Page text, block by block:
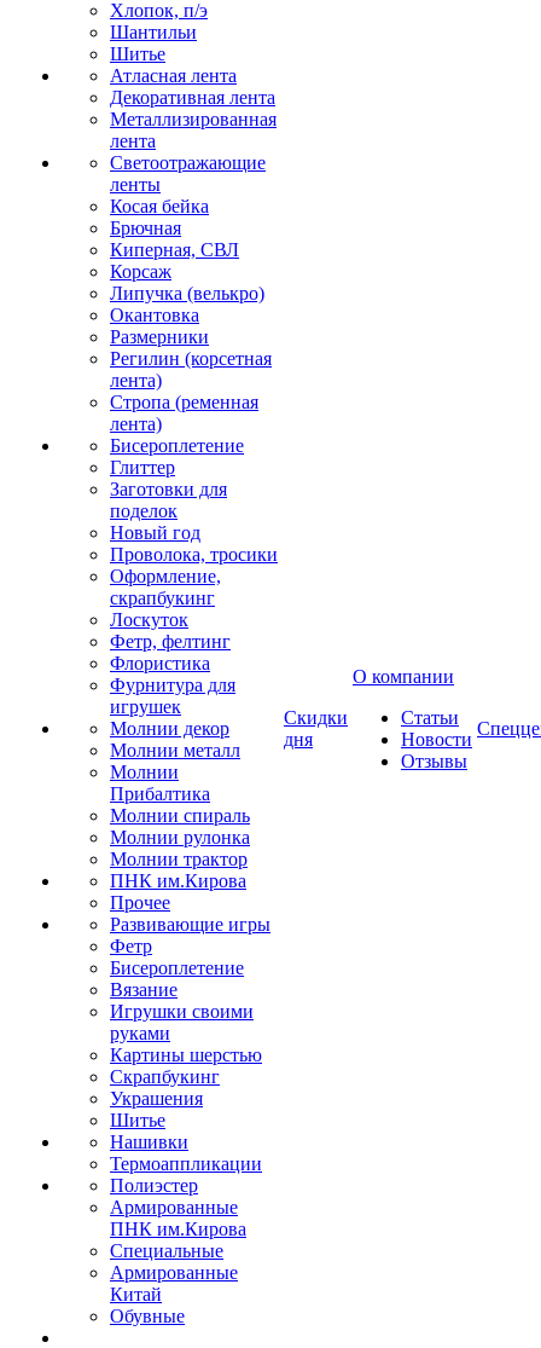
Хлопок, п/э
Шантильи
Шитье
Атласная лента
Декоративная лента
Металлизированная
лента
Светоотражающие
ленты
Косая бейка
Брючная
Киперная, СВЛ
Корсаж
Липучка (велькро)
Окантовка
Размерники
Регилин (корсетная
лента)
Стропа (ременная
лента)
Бисероплетение
Глиттер
Заготовки для
поделок
Новый год
Проволока, тросики
Оформление,
скрапбукинг
Лоскуток
Фетр, фелтинг
Флористика
Фурнитура для
игрушек
Молнии декор
Молнии металл
Молнии
Прибалтика
Молнии спираль
Молнии рулонка
Молнии трактор
ПНК им.Кирова
Прочее
Развивающие игры
Фетр
Бисероплетение
Вязание
Игрушки своими
руками
Картины шерстью
Скрапбукинг
Украшения
Шитье
Нашивки
Термоаппликации
Полиэстер
Армированные
ПНК им.Кирова
Специальные
Армированные
Китай
Обувные
Скидки
дня
О компании
Статьи
Новости
Отзывы